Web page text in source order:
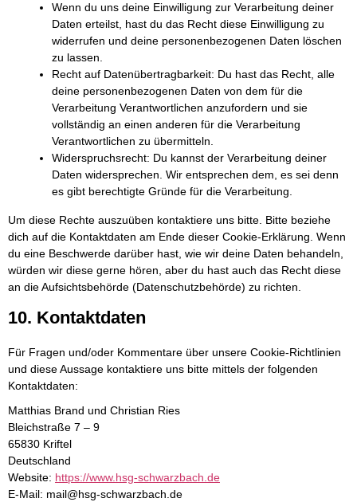
Wenn du uns deine Einwilligung zur Verarbeitung deiner
Daten erteilst, hast du das Recht diese Einwilligung zu
widerrufen und deine personenbezogenen Daten löschen
zu lassen.
Recht auf Datenübertragbarkeit: Du hast das Recht, alle
deine personenbezogenen Daten von dem für die
Verarbeitung Verantwortlichen anzufordern und sie
vollständig an einen anderen für die Verarbeitung
Verantwortlichen zu übermitteln.
Widerspruchsrecht: Du kannst der Verarbeitung deiner
Daten widersprechen. Wir entsprechen dem, es sei denn
es gibt berechtigte Gründe für die Verarbeitung.
Um diese Rechte auszuüben kontaktiere uns bitte. Bitte beziehe
dich auf die Kontaktdaten am Ende dieser Cookie-Erklärung. Wenn
du eine Beschwerde darüber hast, wie wir deine Daten behandeln,
würden wir diese gerne hören, aber du hast auch das Recht diese
an die Aufsichtsbehörde (Datenschutzbehörde) zu richten.
10. Kontaktdaten
Für Fragen und/oder Kommentare über unsere Cookie-Richtlinien
und diese Aussage kontaktiere uns bitte mittels der folgenden
Kontaktdaten:
Matthias Brand und Christian Ries
Bleichstraße 7 – 9
65830 Kriftel
Deutschland
Website: https://www.hsg-schwarzbach.de
E-Mail: mail@hsg-schwarzbach.de